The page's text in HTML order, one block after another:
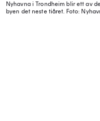
Nyhavna i Trondheim blir ett av
byen det neste tiåret. Foto: